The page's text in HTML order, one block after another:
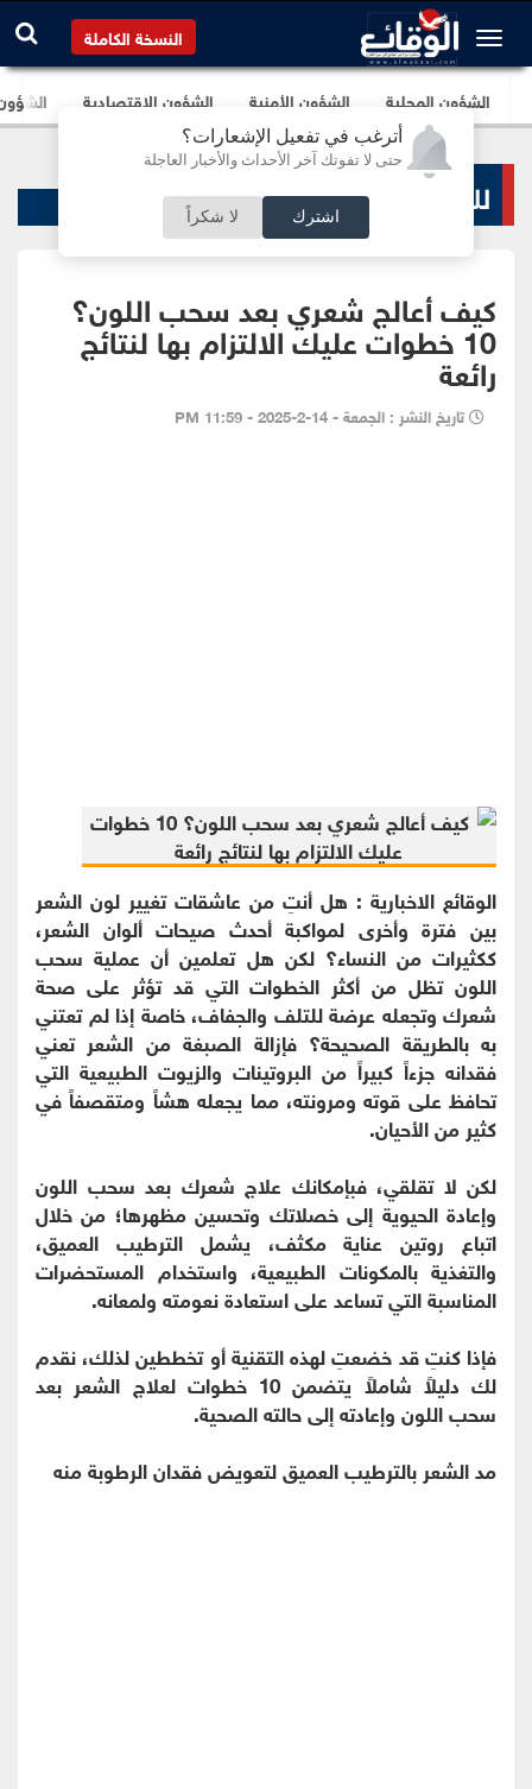
أترغب في تفعيل الإشعارات؟
حتى لا تفوتك آخر الأحداث والأخبار العاجلة
اشترك لا شكراً
النسخة الكاملة
الشؤون المحلية الشؤون الأمنية الشؤون الإقتصادية
لك سيدتي
كيف أعالج شعري بعد سحب اللون؟
10 خطوات عليك الالتزام بها لنتائج
رائعة
تاريخ النشر : الجمعة - 14-2-2025 - 11:59 PM
الوقائع الاخبارية : هل أنتِ من عاشقات تغيير لون الشعر
بين فترة وأخرى لمواكبة أحدث صيحات ألوان الشعر،
ككثيرات من النساء؟ لكن هل تعلمين أن عملية سحب
اللون تظل من أكثر الخطوات التي قد تؤثر على صحة
شعرك وتجعله عرضة للتلف والجفاف، خاصة إذا لم تعتني
به بالطريقة الصحيحة؟ فإزالة الصبغة من الشعر تعني
فقدانه جزءاً كبيراً من البروتينات والزيوت الطبيعية التي
تحافظ على قوته ومرونته، مما يجعله هشاً ومتقصفاً في
كثير من الأحيان.
لكن لا تقلقي، فبإمكانك علاج شعرك بعد سحب اللون
وإعادة الحيوية إلى خصلاتك وتحسين مظهرها؛ من خلال
اتباع روتين عناية مكثف، يشمل الترطيب العميق،
والتغذية بالمكونات الطبيعية، واستخدام المستحضرات
المناسبة التي تساعد على استعادة نعومته ولمعانه.
فإذا كنتِ قد خضعتِ لهذه التقنية أو تخططين لذلك، نقدم
لك دليلاً شاملاً يتضمن 10 خطوات لعلاج الشعر بعد
سحب اللون وإعادته إلى حالته الصحية.
مد الشعر بالترطيب العميق لتعويض فقدان الرطوبة منه